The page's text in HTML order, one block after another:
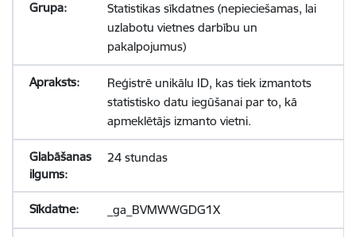
Statistikas sīkdatnes (nepieciešamas, lai
uzlabotu vietnes darbību un
pakalpojumus)
Reģistrē unikālu ID, kas tiek izmantots
statistisko datu iegūšanai par to, kā
apmeklētājs izmanto vietni.
24 stundas
_ga_BVMWWGDG1X